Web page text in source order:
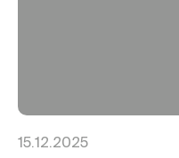
15.12.2025